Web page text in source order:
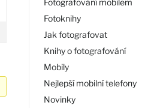
Fotografování mobilem
Fotoknihy
Jak fotografovat
Knihy o fotografování
Mobily
Nejlepší mobilní telefony
Novinky